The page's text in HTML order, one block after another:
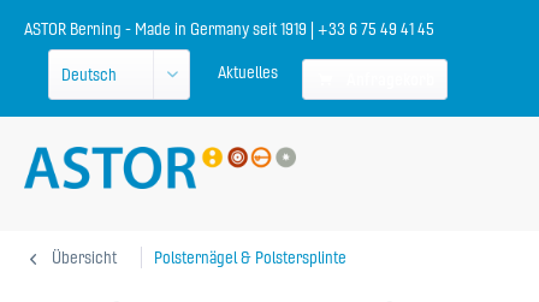
ASTOR Berning - Made in Germany seit 1919 | +33 6 75 49 41 45
Aktuelles
Übersicht Polsternägel & Polstersplinte